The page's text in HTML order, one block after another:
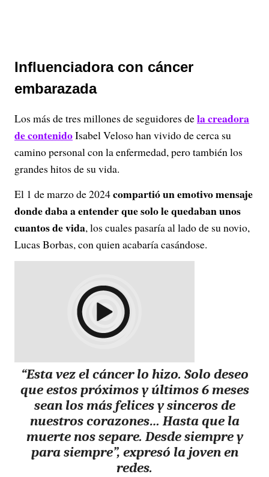
Influenciadora con cáncer
embarazada
Los más de tres millones de seguidores dela creadora
de contenidoIsabel Veloso han vivido de cerca su
camino personal con la enfermedad, pero también los
grandes hitos de su vida.
El 1 de marzo de 2024compartió un emotivo mensaje
donde daba a entender que solo le quedaban unos
cuantos de vida, los cuales pasaría al lado de su novio,
Lucas Borbas, con quien acabaría casándose.
“Esta vez el cáncer lo hizo. Solo deseo
que estos próximos y últimos 6 meses
sean los más felices y sinceros de
nuestros corazones… Hasta que la
muerte nos separe. Desde siempre y
para siempre”, expresó la joven en
redes.